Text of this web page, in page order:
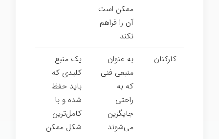
ممکن است
آن را فراهم
نکند
کارکنان
به عنوان
منبعی فنی
که به
راحتی
جایگزین
می­‌شوند
یک منبع
کلیدی که
باید حفظ
شده و با
کامل‌­ترین
شکل ممکن